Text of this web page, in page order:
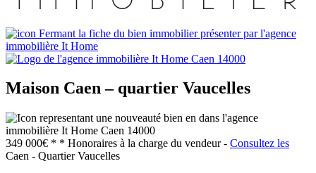
Maison Caen – quartier Vaucelles
349 000€ * * Honoraires à la charge du vendeur - Consultez les
Caen - Quartier Vaucelles